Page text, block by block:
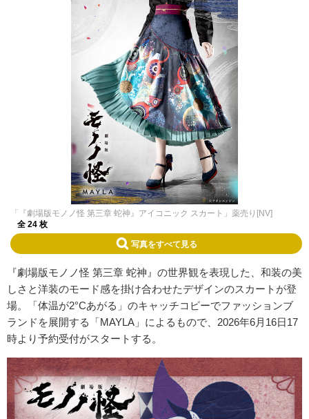
「『劇場版モノノ怪 第三章 蛇神』アイコニック スカート」薬売り[NV]
全 24 枚
写真をすべて見る
『劇場版モノノ怪 第三章 蛇神』の世界観を表現した、和装の美
しさと洋装のモード感を掛け合わせたデザインのスカートが登
場。「体温が2°Cあがる」のキャッチコピーでファッションブ
ランドを展開する「MAYLA」によるもので、2026年6月16日17
時より予約受付がスタートする。